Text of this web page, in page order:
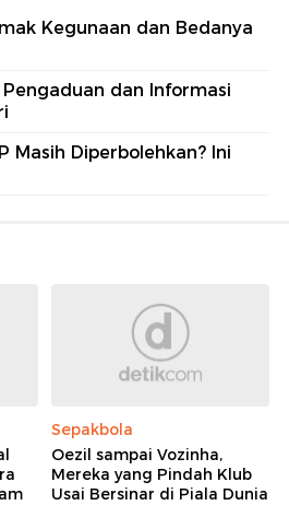
Kegunaan dan Bedanya
Pengaduan dan Informasi
Masih Diperbolehkan? Ini
Sepakbola
Oezil sampai Vozinha,
Mereka yang Pindah Klub
Usai Bersinar di Piala Dunia